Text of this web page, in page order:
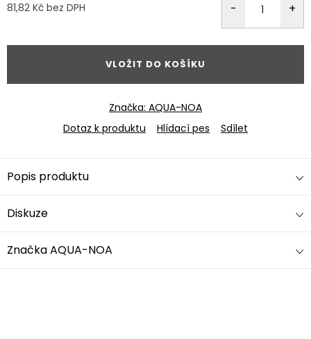
81,82 Kč bez DPH
VLOŽIT DO KOŠÍKU
Značka: AQUA-NOA
Dotaz k produktu
Hlídací pes Sdílet
Popis produktu
Diskuze
ZnačkaAQUA-NOA